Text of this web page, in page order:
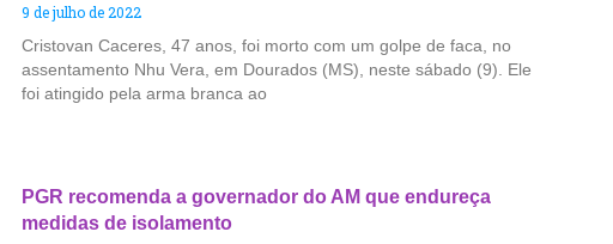
9 de julho de 2022
Cristovan Caceres, 47 anos, foi morto com um golpe de faca, no
assentamento Nhu Vera, em Dourados (MS), neste sábado (9). Ele
foi atingido pela arma branca ao
PGR recomenda a governador do AM que endureça
medidas de isolamento